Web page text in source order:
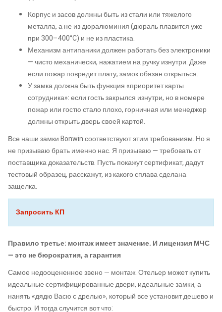
Корпус и засов должны быть из стали или тяжелого
металла, а не из дюралюминия (дюраль плавится уже
при 300–400°C) и не из пластика.
Механизм антипаники должен работать без электроники
— чисто механически, нажатием на ручку изнутри. Даже
если пожар повредит плату, замок обязан открыться.
У замка должна быть функция «приоритет карты
сотрудника»: если гость закрылся изнутри, но в номере
пожар или гостю стало плохо, горничная или менеджер
должны открыть дверь своей картой.
Все наши замки Bonwin соответствуют этим требованиям. Но я
не призываю брать именно нас. Я призываю — требовать от
поставщика доказательств. Пусть покажут сертификат, дадут
тестовый образец, расскажут, из какого сплава сделана
защелка.
Запросить КП
Правило третье: монтаж имеет значение. И лицензия МЧС
— это не бюрократия, а гарантия
Самое недооцененное звено — монтаж. Отельер может купить
идеальные сертифицированные двери, идеальные замки, а
нанять «дядю Васю с дрелью», который все установит дешево и
быстро. И тогда случится вот что: